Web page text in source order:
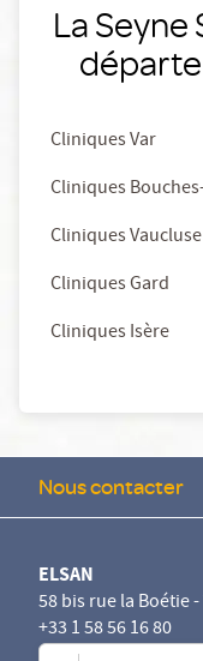
La Seyne
Cliniques Var
Cliniques
Cliniques Vaucluse
Cliniques Gard
Cliniques Isère
Nous contacter
ELSAN
58 bis rue la Boétie
+33 1 58 56 16 80